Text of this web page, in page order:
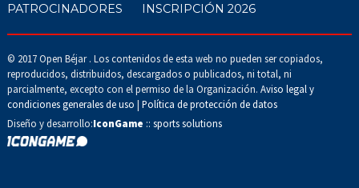
PATROCINADORES
INSCRIPCIÓN 2026
© 2017 Open Béjar . Los contenidos de esta web no pueden ser copiados,
reproducidos, distribuidos, descargados o publicados, ni total, ni
parcialmente, excepto con el permiso de la Organización. Aviso legal y
condiciones generales de uso | Política de protección de datos
Diseño y desarrollo:IconGame :: sports solutions